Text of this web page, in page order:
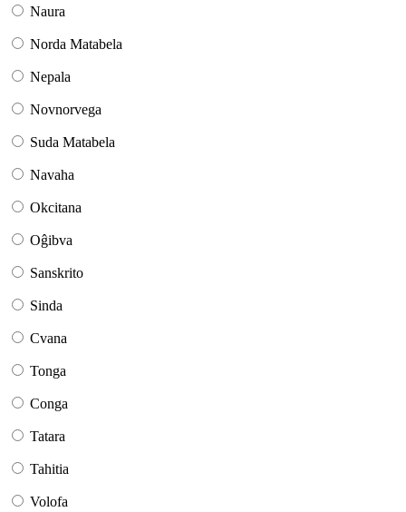
Naura
Norda Matabela
Nepala
Novnorvega
Suda Matabela
Navaha
Okcitana
Oĝibva
Sanskrito
Sinda
Cvana
Tonga
Conga
Tatara
Tahitia
Volofa